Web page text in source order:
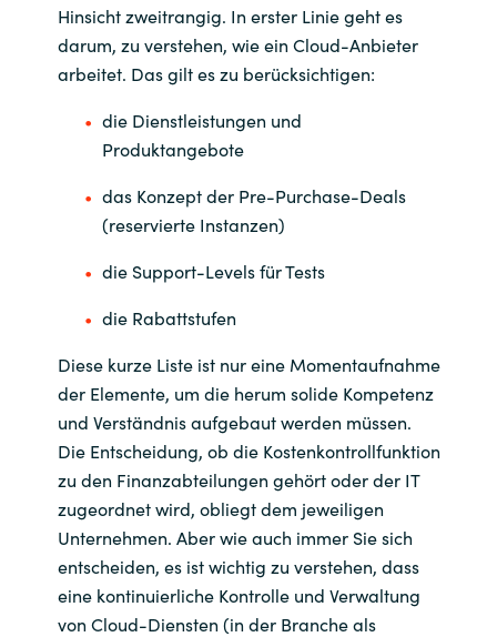
Hinsicht zweitrangig. In erster Linie geht es
darum, zu verstehen, wie ein Cloud-Anbieter
arbeitet. Das gilt es zu berücksichtigen:
die Dienstleistungen und
Produktangebote
das Konzept der Pre-Purchase-Deals
(reservierte Instanzen)
die Support-Levels für Tests
die Rabattstufen
Diese kurze Liste ist nur eine Momentaufnahme
der Elemente, um die herum solide Kompetenz
und Verständnis aufgebaut werden müssen.
Die Entscheidung, ob die Kostenkontrollfunktion
zu den Finanzabteilungen gehört oder der IT
zugeordnet wird, obliegt dem jeweiligen
Unternehmen. Aber wie auch immer Sie sich
entscheiden, es ist wichtig zu verstehen, dass
eine kontinuierliche Kontrolle und Verwaltung
von Cloud-Diensten (in der Branche als